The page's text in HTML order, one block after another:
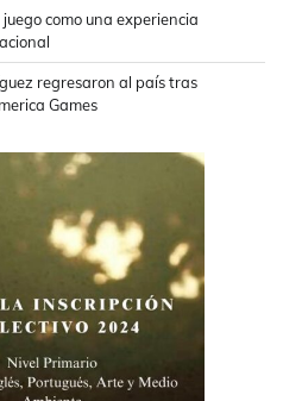
como una experiencia
regresaron al país tras
Games